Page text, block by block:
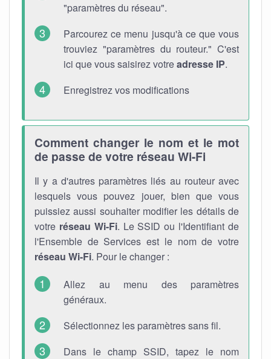
"paramètres du réseau".
Parcourez ce menu jusqu'à ce que vous
trouviez "paramètres du routeur." C'est
ici que vous saisirez votreadresse IP.
Enregistrez vos modifications
Comment changer le nom et le mot
de passe de votre réseau Wi-Fi
Il y a d'autres paramètres liés au routeur avec
lesquels vous pouvez jouer, bien que vous
puissiez aussi souhaiter modifier les détails de
votre réseau Wi-Fi. Le SSID ou l'Identifiant de
l'Ensemble de Services est le nom de votre
réseau Wi-Fi. Pour le changer :
Allez au menu des paramètres
généraux.
Sélectionnez les paramètres sans fil.
Dans le champ SSID, tapez le nom